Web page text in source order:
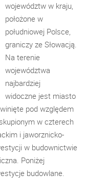
województw w kraju,
położone w
południowej Polsce,
graniczy ze Słowacją.
Na terenie
województwa
najbardziej
widoczne jest miasto
pod względem
w czterech
i jaworznicko-
w budownictwie
Poniżej
budowlane.